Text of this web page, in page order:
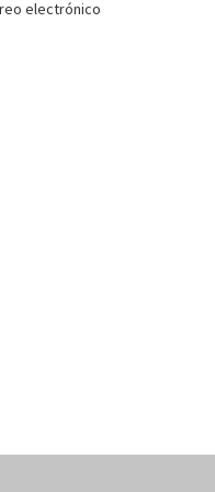
electrónico